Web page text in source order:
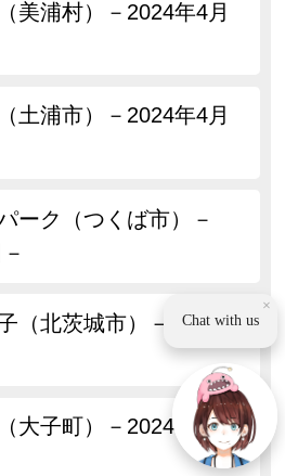
美浦村）－2024年4月
土浦市）－2024年4月
ーク（つくば市）－
（北茨城市）－2024年
大子町）－2024年3月
×
Chat with us